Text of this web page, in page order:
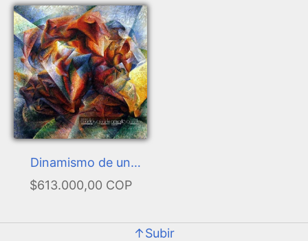
Dinamismo de un
jugador de fútbol
$613.000,00 COP
↑Subir